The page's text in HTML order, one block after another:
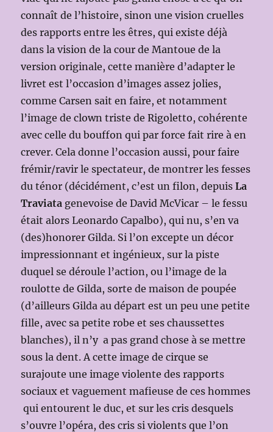
connaît de l’histoire, sinon une vision cruelles
des rapports entre les êtres, qui existe déjà
dans la vision de la cour de Mantoue de la
version originale, cette manière d’adapter le
livret est l’occasion d’images assez jolies,
comme Carsen sait en faire, et notamment
l’image de clown triste de Rigoletto, cohérente
avec celle du bouffon qui par force fait rire à en
crever. Cela donne l’occasion aussi, pour faire
frémir/ravir le spectateur, de montrer les fesses
du ténor (décidément, c’est un filon, depuisLa
Traviata genevoise de David McVicar – le fessu
était alors Leonardo Capalbo), qui nu, s’en va
(des)honorer Gilda. Si l’on excepte un décor
impressionnant et ingénieux, sur la piste
duquel se déroule l’action, ou l’image de la
roulotte de Gilda, sorte de maison de poupée
(d’ailleurs Gilda au départ est un peu une petite
fille, avec sa petite robe et ses chaussettes
blanches), il n’y a pas grand chose à se mettre
sous la dent. A cette image de cirque se
surajoute une image violente des rapports
sociaux et vaguement mafieuse de ces hommes
qui entourent le duc, et sur les cris desquels
s’ouvre l’opéra, des cris si violents que l’on